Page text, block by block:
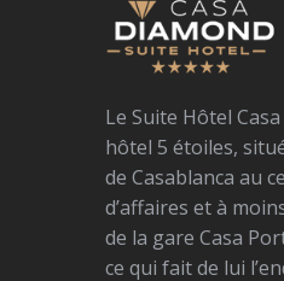
Le Suite Hôtel
hôtel 5 étoiles,
de Casablanca au
d’affaires et à
de la gare Casa
ce qui fait de lui